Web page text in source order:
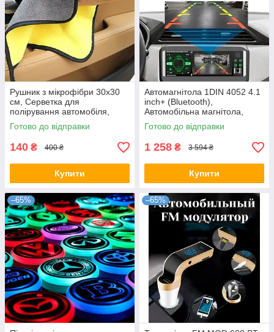
Рушник з мікрофібри 30х30
см, Серветка для
полірування автомобіля,
Двосторонній рушник з
мікрофібри, Двосторонній
рушник з
Готово до відправки
140 ₴ 400 ₴
Купити
Автомагнітола 1DIN 4052 4.1
inch+ (Bluetooth),
Автомобільна магнітола,
Магнітофон в машину
Готово до відправки
1 258 ₴ 3 594 ₴
Купити
–65% –65%